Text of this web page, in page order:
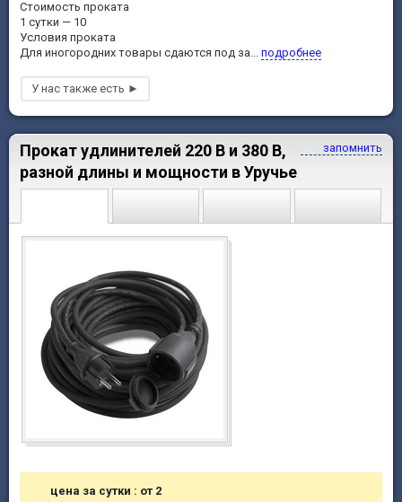
Стоимость проката
1 сутки — 10
Условия проката
Для иногородних товары сдаются под за... подробнее
запомнить
Прокат удлинителей 220 В и 380 В,
разной длины и мощности в Уручье
цена за сутки : от 2